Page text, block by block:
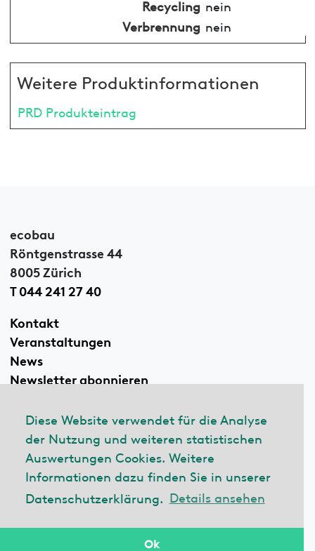
Diese Website verwendet für die Analyse
der Nutzung und weiteren statistischen
Auswertungen Cookies. Weitere
Informationen dazu finden Sie in unserer
Datenschutzerklärung. Details ansehen
Ok
Recycling nein
Verbrennung nein
Weitere Produktinformationen
PRD Produkteintrag
ecobau
Röntgenstrasse 44
8005 Zürich
T 044 241 27 40
Kontakt
Veranstaltungen
News
Newsletter abonnieren
Linkedin
© 2026 ecobau